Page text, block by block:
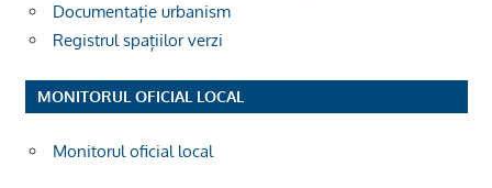
Documentație urbanism
Registrul spațiilor verzi
MONITORUL OFICIAL LOCAL
Monitorul oficial local